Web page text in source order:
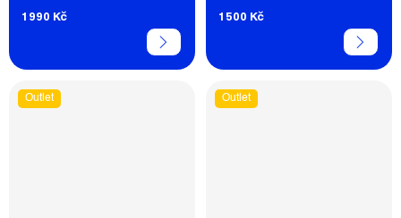
1 990 Kč
1 500 Kč
Outlet Outlet